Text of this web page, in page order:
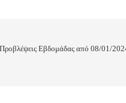
Εβδομάδας από 08/01/